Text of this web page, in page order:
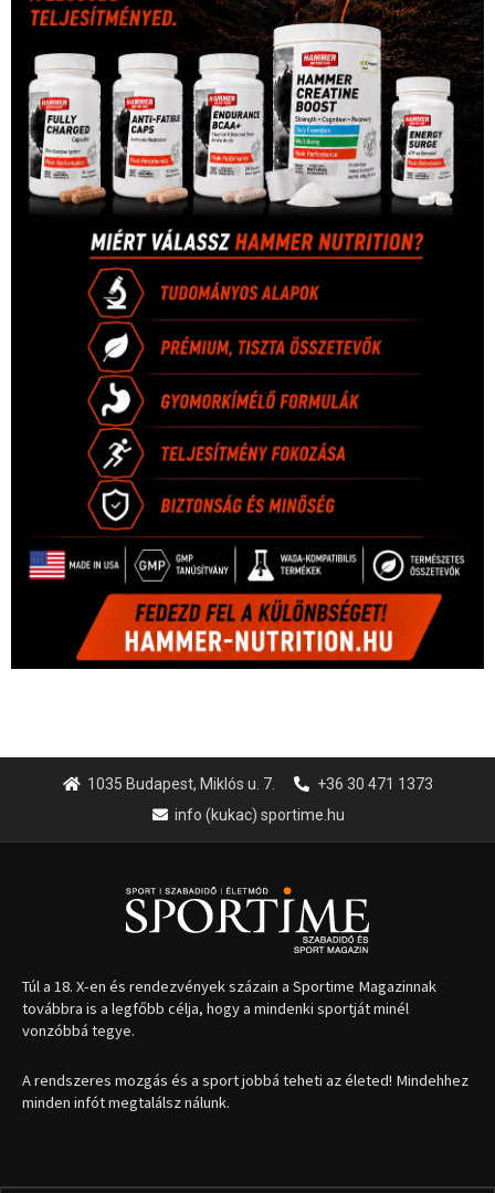
1035 Budapest, Miklós u. 7.
+36 30 471 1373
info (kukac) sportime.hu
Túl a 18. X-en és rendezvények százain a Sportime Magazinnak
továbbra is a legfőbb célja, hogy a mindenki sportját minél
vonzóbbá tegye.
A rendszeres mozgás és a sport jobbá teheti az életed! Mindehhez
minden infót megtalálsz nálunk.